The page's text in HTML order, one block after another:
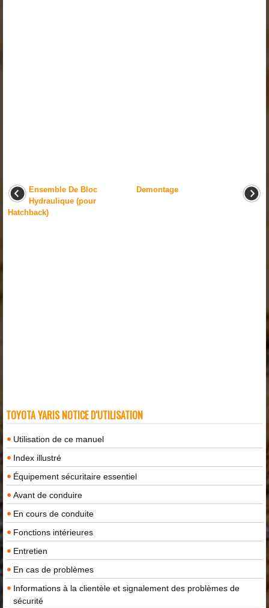
Ensemble De Bloc
Hydraulique (pour
Hatchback)
Demontage
TOYOTA YARIS NOTICE D'UTILISATION
Utilisation de ce manuel
Index illustré
Équipement sécuritaire essentiel
Avant de conduire
En cours de conduite
Fonctions intérieures
Entretien
En cas de problèmes
Informations à la clientèle et signalement des problèmes de
sécurité